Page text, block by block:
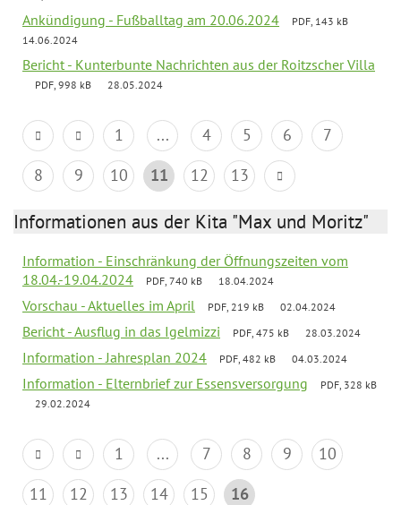
Ankündigung - Fußballtag am 20.06.2024
PDF, 143 kB
14.06.2024
Bericht - Kunterbunte Nachrichten aus der Roitzscher Villa
PDF, 998 kB 28.05.2024
1 ... 4 5 6
7
8
9 10 11 12 13
Informationen aus der Kita "Max und Moritz"
Information - Einschränkung der Öffnungszeiten vom
18.04.-19.04.2024
PDF, 740 kB 18.04.2024
Vorschau - Aktuelles im April PDF, 219 kB 02.04.2024
Bericht - Ausflug in das Igelmizzi PDF, 475 kB 28.03.2024
Information - Jahresplan 2024 PDF, 482 kB 04.03.2024
Information - Elternbrief zur Essensversorgung
PDF, 328 kB
29.02.2024
1 ... 7 8 9
10
11
12 13 14 15 16